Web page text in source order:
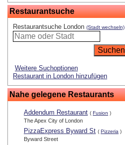
Restaurantsuche
Restaurantsuche London (Stadt wechseln)
Weitere Suchoptionen
Restaurant in London hinzufügen
Nahe gelegene Restaurants
Addendum Restaurant ( Fusion )
The Apex City of London
PizzaExpress Byward St ( Pizzeria )
Byward Street